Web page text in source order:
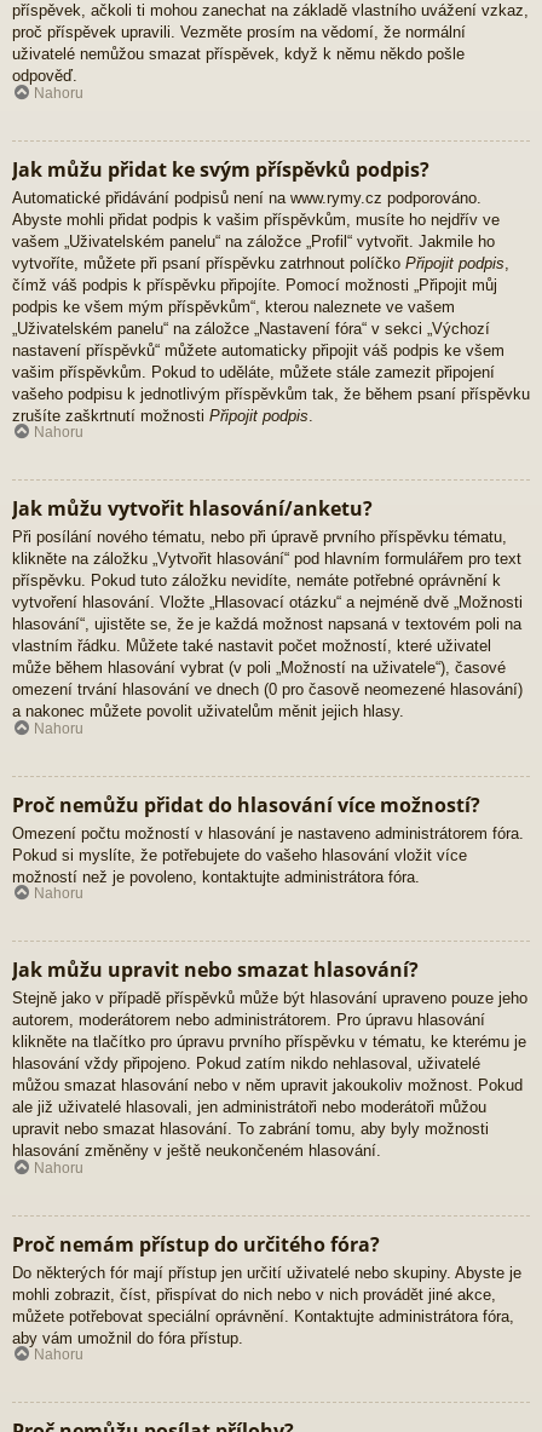
příspěvek, ačkoli ti mohou zanechat na základě vlastního uvážení vzkaz,
proč příspěvek upravili. Vezměte prosím na vědomí, že normální
uživatelé nemůžou smazat příspěvek, když k němu někdo pošle
odpověď.
Nahoru
Jak můžu přidat ke svým příspěvků podpis?
Automatické přidávání podpisů není na www.rymy.cz podporováno.
Abyste mohli přidat podpis k vašim příspěvkům, musíte ho nejdřív ve
vašem „Uživatelském panelu“ na záložce „Profil“ vytvořit. Jakmile ho
vytvoříte, můžete při psaní příspěvku zatrhnout políčko Připojit podpis
čímž váš podpis k příspěvku připojíte. Pomocí možnosti „Připojit můj
podpis ke všem mým příspěvkům“, kterou naleznete ve vašem
„Uživatelském panelu“ na záložce „Nastavení fóra“ v sekci „Výchozí
nastavení příspěvků“ můžete automaticky připojit váš podpis ke všem
vašim příspěvkům. Pokud to uděláte, můžete stále zamezit připojení
vašeho podpisu k jednotlivým příspěvkům tak, že během psaní příspěvku
zrušíte zaškrtnutí možnosti Připojit podpis
Nahoru
Jak můžu vytvořit hlasování/anketu?
Při posílání nového tématu, nebo při úpravě prvního příspěvku tématu,
klikněte na záložku „Vytvořit hlasování“ pod hlavním formulářem pro text
příspěvku. Pokud tuto záložku nevidíte, nemáte potřebné oprávnění k
vytvoření hlasování. Vložte „Hlasovací otázku“ a nejméně dvě „Možnosti
hlasování“, ujistěte se, že je každá možnost napsaná v textovém poli na
vlastním řádku. Můžete také nastavit počet možností, které uživatel
může během hlasování vybrat (v poli „Možností na uživatele“), časové
omezení trvání hlasování ve dnech (0 pro časově neomezené hlasování)
a nakonec můžete povolit uživatelům měnit jejich hlasy.
Nahoru
Proč nemůžu přidat do hlasování více možností?
Omezení počtu možností v hlasování je nastaveno administrátorem fóra.
Pokud si myslíte, že potřebujete do vašeho hlasování vložit více
možností než je povoleno, kontaktujte administrátora fóra.
Nahoru
Jak můžu upravit nebo smazat hlasování?
Stejně jako v případě příspěvků může být hlasování upraveno pouze jeho
autorem, moderátorem nebo administrátorem. Pro úpravu hlasování
klikněte na tlačítko pro úpravu prvního příspěvku v tématu, ke kterému je
hlasování vždy připojeno. Pokud zatím nikdo nehlasoval, uživatelé
můžou smazat hlasování nebo v něm upravit jakoukoliv možnost. Pokud
ale již uživatelé hlasovali, jen administrátoři nebo moderátoři můžou
upravit nebo smazat hlasování. To zabrání tomu, aby byly možnosti
hlasování změněny v ještě neukončeném hlasování.
Nahoru
Proč nemám přístup do určitého fóra?
Do některých fór mají přístup jen určití uživatelé nebo skupiny. Abyste je
mohli zobrazit, číst, přispívat do nich nebo v nich provádět jiné akce,
můžete potřebovat speciální oprávnění. Kontaktujte administrátora fóra,
aby vám umožnil do fóra přístup.
Nahoru